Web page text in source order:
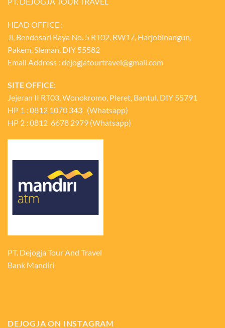
HEAD OFFICE :
Jl, Bendosari Raya No. 5 RT02, RW17, Harjobinangun,
Pakem, Sleman, DIY 55582
Email Address : dejogjatourtravel@gmail.com
SITE OFFICE:
Jejeran II RT03, Wonokromo, Pleret, Bantul, DIY 55791
HP 1 : 0812 1070 343 (Whatsapp)
HP 2 : 0812 6678 2979 (Whatsapp)
PT. Dejogja Tour And Travel
Bank Mandiri
DEJOGJA ON INSTAGRAM